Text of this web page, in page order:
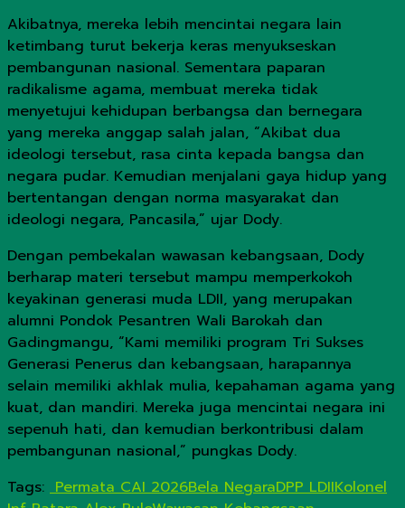
Akibatnya, mereka lebih mencintai negara lain
ketimbang turut bekerja keras menyukseskan
pembangunan nasional. Sementara paparan
radikalisme agama, membuat mereka tidak
menyetujui kehidupan berbangsa dan bernegara
yang mereka anggap salah jalan, “Akibat dua
ideologi tersebut, rasa cinta kepada bangsa dan
negara pudar. Kemudian menjalani gaya hidup yang
bertentangan dengan norma masyarakat dan
ideologi negara, Pancasila,” ujar Dody.
Dengan pembekalan wawasan kebangsaan, Dody
berharap materi tersebut mampu memperkokoh
keyakinan generasi muda LDII, yang merupakan
alumni Pondok Pesantren Wali Barokah dan
Gadingmangu, “Kami memiliki program Tri Sukses
Generasi Penerus dan kebangsaan, harapannya
selain memiliki akhlak mulia, kepahaman agama yang
kuat, dan mandiri. Mereka juga mencintai negara ini
sepenuh hati, dan kemudian berkontribusi dalam
pembangunan nasional,” pungkas Dody.
Tags: Permata CAI 2026Bela NegaraDPP LDIIKolonel